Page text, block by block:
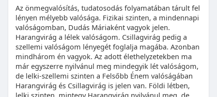
és ez által a saját tempónkban előrelépjünk
életutunkon. Tudnunk kell azonban, hogy
sohasem kapunk nagyobb feladatot, kihívást, mint
amelynek elvégzésére már felkészültünk.
Ugyanakkor mindenkor megkapjuk a Teremtőtől
mindazt, amire szükségünk van, az előrelépéshez.
Állandóan segítségünkre van Felsőbb Énünk,
Őrangyalunk, a Mestereink továbbá az égi és földi
segítőink. Felismertem, hogy a Kristályfény
Az önmegvalósítás, tudatosodás folyamatában tárult fel
lényen mélyebb valósága. Fizikai szinten, a mindennapi
valóságomban, Dudás Máriaként vagyok jelen.
Harangvirág a lélek valóságom. Csillagvirág pedig a
szellemi valóságom lényegét foglalja magába. Azonban
mindhárom én vagyok. Az adott élethelyzetekben ma
már egyszerre nyilvánul meg mindegyik lét valóságom,
de lelki-szellemi szinten a Felsőbb Énem valóságában
Harangvirág és Csillagvirág is jelen van. Földi létben,
lelki szinten, mintegy Harangvirág nyilvánul meg, de